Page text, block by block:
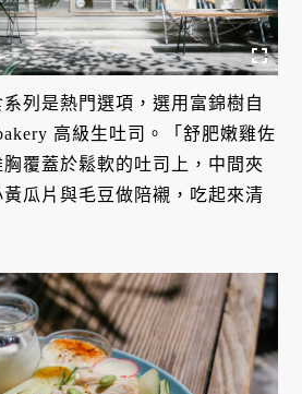
列是熱門選項，選用富錦樹自
高級生吐司。「舒肥嫩雞佐
覆蓋於鬆軟的吐司上，中間夾
瓜片與毛豆做陪襯，吃起來清